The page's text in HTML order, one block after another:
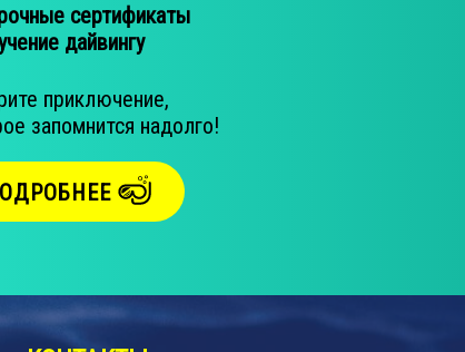
сертификаты
дайвингу
приключение,
запомнится надолго!